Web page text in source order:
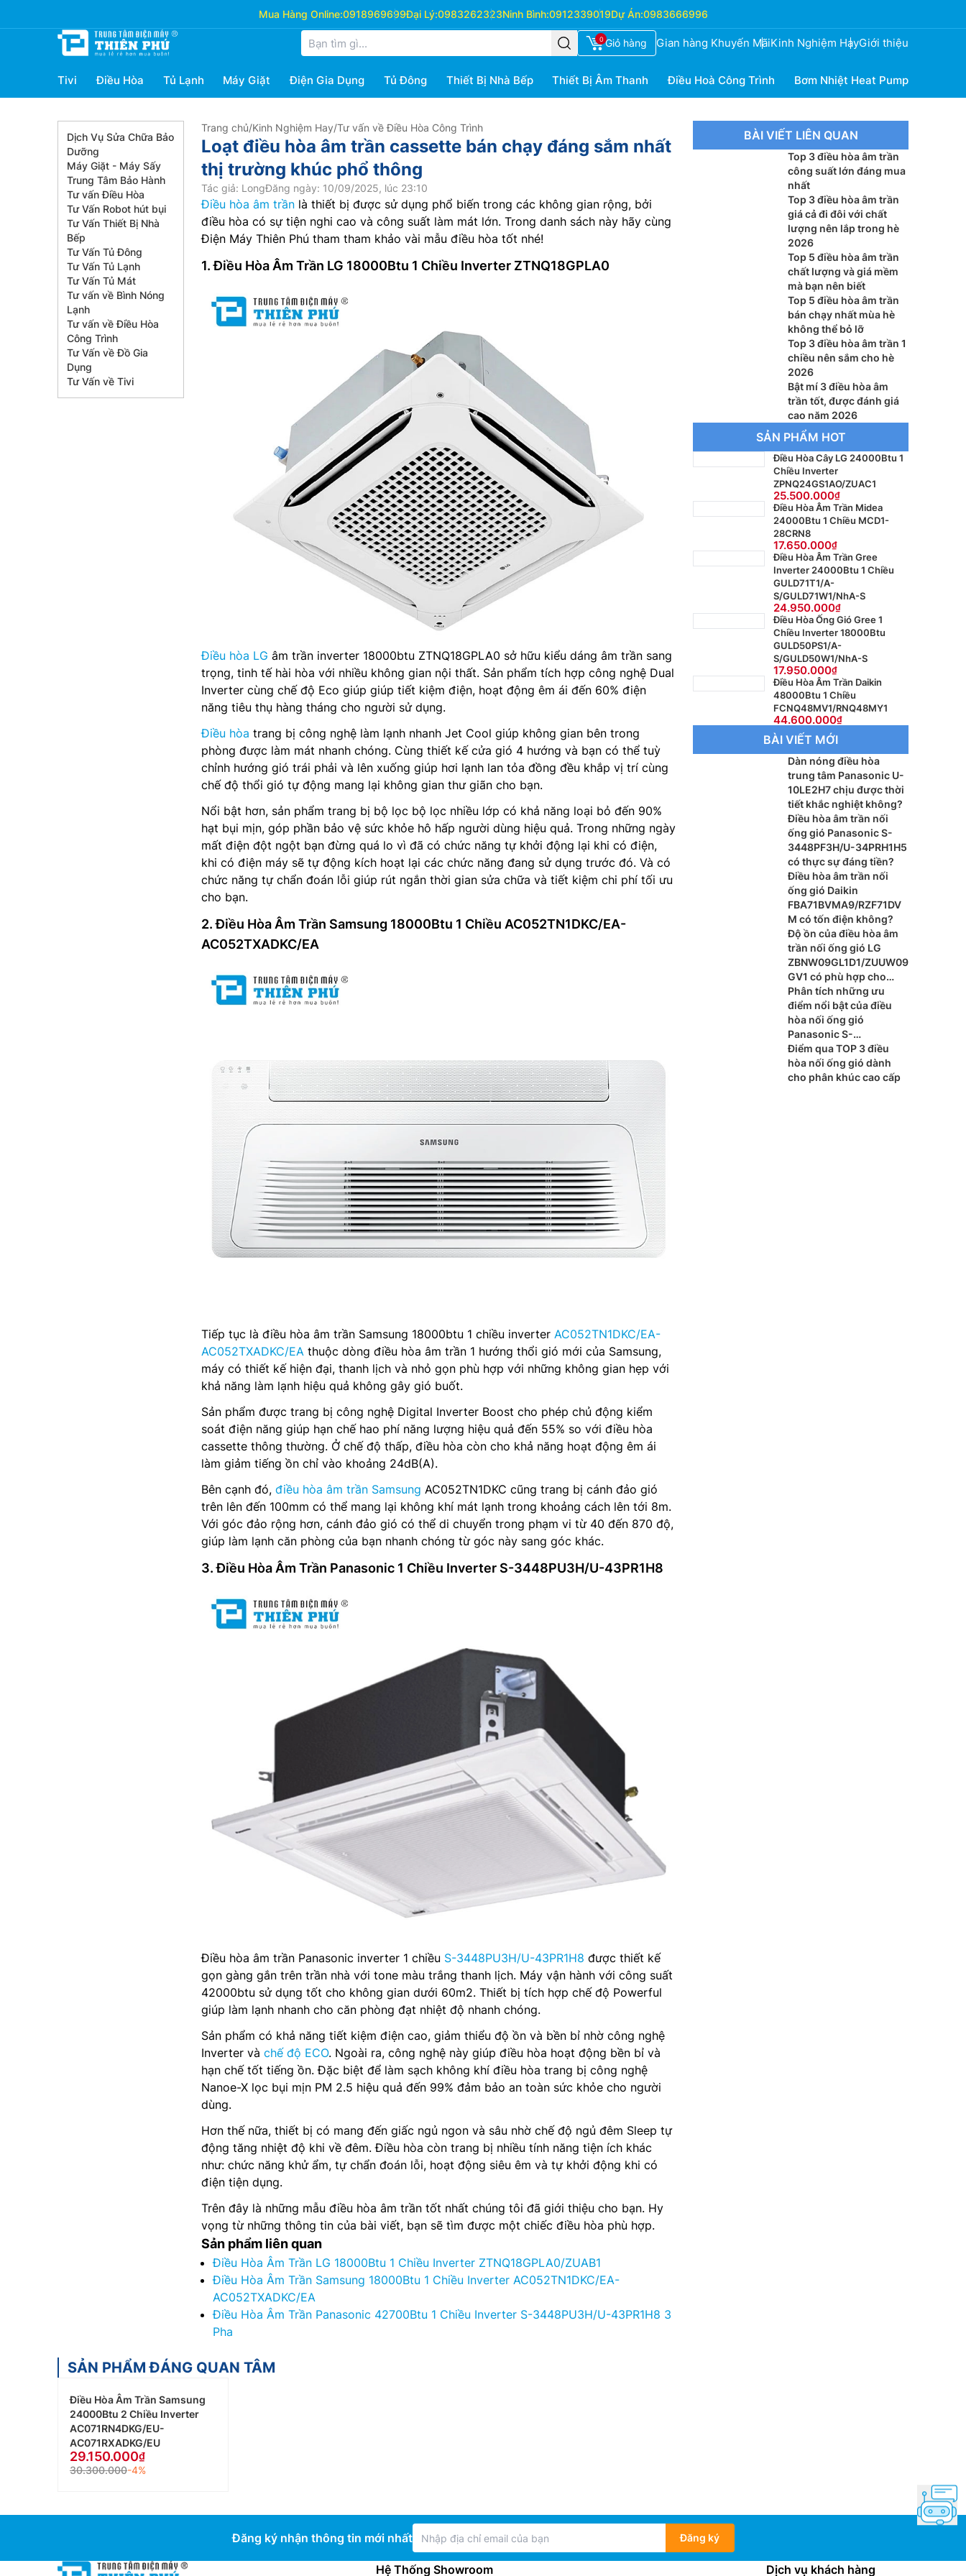
Mua Hàng Online:0918969699Đại Lý:0983262323Ninh Bình:0912339019Dự Án:0983666996
0 Giỏ hàng Gian hàng Khuyến MãiKinh Nghiệm HayGiới thiệu
Tivi Điều Hòa Tủ Lạnh Máy Giặt Điện Gia Dụng Tủ Đông Thiết Bị Nhà Bếp Thiết Bị Âm Thanh Điều Hoà Công Trình Bơm Nhiệt Heat Pump
Dịch Vụ Sửa Chữa Bảo
Dưỡng
Máy Giặt - Máy Sấy
Trung Tâm Bảo Hành
Tư vấn Điều Hòa
Tư Vấn Robot hút bụi
Tư Vấn Thiết Bị Nhà
Bếp
Tư Vấn Tủ Đông
Tư Vấn Tủ Lạnh
Tư Vấn Tủ Mát
Tư vấn về Bình Nóng
Lạnh
Tư vấn về Điều Hòa
Công Trình
Tư Vấn về Đồ Gia
Dụng
Tư Vấn về Tivi
Trang chủ/Kinh Nghiệm Hay/Tư vấn về Điều Hòa Công Trình
Loạt điều hòa âm trần cassette bán chạy đáng sắm nhất
thị trường khúc phổ thông
Tác giả: LongĐăng ngày: 10/09/2025, lúc 23:10
Điều hòa âm trần là thiết bị được sử dụng phổ biến trong các không gian rộng, bởi
điều hòa có sự tiện nghi cao và công suất làm mát lớn. Trong danh sách này hãy cùng
Điện Máy Thiên Phú tham tham khảo vài mẫu điều hòa tốt nhé!
1. Điều Hòa Âm Trần LG 18000Btu 1 Chiều Inverter ZTNQ18GPLA0
Điều hòa LG âm trần inverter 18000btu ZTNQ18GPLA0 sở hữu kiểu dáng âm trần sang
trọng, tinh tế hài hòa với nhiều không gian nội thất. Sản phẩm tích hợp công nghệ Dual
Inverter cùng chế độ Eco giúp giúp tiết kiệm điện, hoạt động êm ái đến 60% điện
năng tiêu thụ hàng tháng cho người sử dụng.
Điều hòa trang bị công nghệ làm lạnh nhanh Jet Cool giúp không gian bên trong
phòng được làm mát nhanh chóng. Cùng thiết kế cửa gió 4 hướng và bạn có thể tuỳ
chỉnh hướng gió trái phải và lên xuống giúp hơi lạnh lan tỏa đồng đều khắp vị trí cùng
chế độ thổi gió tự động mang lại không gian thư giãn cho bạn.
Nổi bật hơn, sản phẩm trang bị bộ lọc bộ lọc nhiều lớp có khả năng loại bỏ đến 90%
hạt bụi mịn, góp phần bảo vệ sức khỏe hô hấp người dùng hiệu quả. Trong những ngày
mất điện đột ngột bạn đừng quá lo vì đã có chức năng tự khởi động lại khi có điện,
khi có điện máy sẽ tự động kích hoạt lại các chức năng đang sử dụng trước đó. Và có
chức năng tự chẩn đoán lỗi giúp rút ngắn thời gian sửa chữa và tiết kiệm chi phí tối ưu
cho bạn.
2. Điều Hòa Âm Trần Samsung 18000Btu 1 Chiều AC052TN1DKC/EA-
AC052TXADKC/EA
Tiếp tục là điều hòa âm trần Samsung 18000btu 1 chiều inverter AC052TN1DKC/EA-
AC052TXADKC/EA thuộc dòng điều hòa âm trần 1 hướng thổi gió mới của Samsung,
máy có thiết kế hiện đại, thanh lịch và nhỏ gọn phù hợp với những không gian hẹp với
khả năng làm lạnh hiệu quả không gây gió buốt.
Sản phẩm được trang bị công nghệ Digital Inverter Boost cho phép chủ động kiểm
soát điện năng giúp hạn chế hao phí năng lượng hiệu quả đến 55% so với điều hòa
cassette thông thường. Ở chế độ thấp, điều hòa còn cho khả năng hoạt động êm ái
làm giảm tiếng ồn chỉ vào khoảng 24dB(A).
Bên cạnh đó, điều hòa âm trần Samsung AC052TN1DKC cũng trang bị cánh đảo gió
trên lên đến 100mm có thể mang lại không khí mát lạnh trong khoảng cách lên tới 8m.
Với góc đảo rộng hơn, cánh đảo gió có thể di chuyển trong phạm vi từ 40 đến 870 độ,
giúp làm lạnh căn phòng của bạn nhanh chóng từ góc này sang góc khác.
3. Điều Hòa Âm Trần Panasonic 1 Chiều Inverter S-3448PU3H/U-43PR1H8
Điều hòa âm trần Panasonic inverter 1 chiều S-3448PU3H/U-43PR1H8 được thiết kế
gọn gàng gắn trên trần nhà với tone màu trắng thanh lịch. Máy vận hành với công suất
42000btu sử dụng tốt cho không gian dưới 60m2. Thiết bị tích hợp chế độ Powerful
giúp làm lạnh nhanh cho căn phòng đạt nhiệt độ nhanh chóng.
Sản phẩm có khả năng tiết kiệm điện cao, giảm thiểu độ ồn và bền bỉ nhờ công nghệ
Inverter và chế độ ECO. Ngoài ra, công nghệ này giúp điều hòa hoạt động bền bỉ và
hạn chế tốt tiếng ồn. Đặc biệt để làm sạch không khí điều hòa trang bị công nghệ
Nanoe-X lọc bụi mịn PM 2.5 hiệu quả đến 99% đảm bảo an toàn sức khỏe cho người
dùng.
Hơn thế nữa, thiết bị có mang đến giấc ngủ ngon và sâu nhờ chế độ ngủ đêm Sleep tự
động tăng nhiệt độ khi về đêm. Điều hòa còn trang bị nhiều tính năng tiện ích khác
như: chức năng khử ẩm, tự chẩn đoán lỗi, hoạt động siêu êm và tự khởi động khi có
điện tiện dụng.
Trên đây là những mẫu điều hòa âm trần tốt nhất chúng tôi đã giới thiệu cho bạn. Hy
vọng từ những thông tin của bài viết, bạn sẽ tìm được một chiếc điều hòa phù hợp.
Sản phẩm liên quan
Điều Hòa Âm Trần LG 18000Btu 1 Chiều Inverter ZTNQ18GPLA0/ZUAB1
Điều Hòa Âm Trần Samsung 18000Btu 1 Chiều Inverter AC052TN1DKC/EA-
AC052TXADKC/EA
Điều Hòa Âm Trần Panasonic 42700Btu 1 Chiều Inverter S-3448PU3H/U-43PR1H8 3
Pha
BÀI VIẾT LIÊN QUAN
Top 3 điều hòa âm trần
công suất lớn đáng mua
nhất
Top 3 điều hòa âm trần
giá cả đi đôi với chất
lượng nên lắp trong hè
2026
Top 5 điều hòa âm trần
chất lượng và giá mềm
mà bạn nên biết
Top 5 điều hòa âm trần
bán chạy nhất mùa hè
không thể bỏ lỡ
Top 3 điều hòa âm trần 1
chiều nên sắm cho hè
2026
Bật mí 3 điều hòa âm
trần tốt, được đánh giá
cao năm 2026
SẢN PHẨM HOT
Điều Hòa Cây LG 24000Btu 1
Chiều Inverter
ZPNQ24GS1AO/ZUAC1
25.500.000
Điều Hòa Âm Trần Midea
24000Btu 1 Chiều MCD1-
28CRN8
17.650.000
Điều Hòa Âm Trần Gree
Inverter 24000Btu 1 Chiều
GULD71T1/A-
S/GULD71W1/NhA-S
24.950.000
Điều Hòa Ống Gió Gree 1
Chiều Inverter 18000Btu
GULD50PS1/A-
S/GULD50W1/NhA-S
17.950.000
Điều Hòa Âm Trần Daikin
48000Btu 1 Chiều
FCNQ48MV1/RNQ48MY1
44.600.000
BÀI VIẾT MỚI
Dàn nóng điều hòa
trung tâm Panasonic U-
10LE2H7 chịu được thời
tiết khắc nghiệt không?
Điều hòa âm trần nối
ống gió Panasonic S-
3448PF3H/U-34PRH1H5
có thực sự đáng tiền?
Điều hòa âm trần nối
ống gió Daikin
FBA71BVMA9/RZF71DV
M có tốn điện không?
Độ ồn của điều hòa âm
trần nối ống gió LG
ZBNW09GL1D1/ZUUW09
GV1 có phù hợp cho
phòng ngủ?
Phân tích những ưu
điểm nổi bật của điều
hòa nối ống gió
Panasonic S-
3448PF3H/U-48PR1H8
Điểm qua TOP 3 điều
hòa nối ống gió dành
cho phân khúc cao cấp
SẢN PHẨM ĐÁNG QUAN TÂM
Điều Hòa Âm Trần Samsung
24000Btu 2 Chiều Inverter
AC071RN4DKG/EU-
AC071RXADKG/EU
29.150.000
30.300.000-4%
Đăng ký nhận thông tin mới nhất Đăng ký
Hệ Thống Showroom Dịch vụ khách hàng